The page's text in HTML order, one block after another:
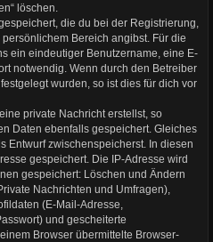
löschen.
die du bei der Registrierung,
Bereich angibst. Für die
ein eindeutiger Benutzername, eine E-
notwendig. Wenn durch den Betreiber
wurden, so ist dies für dich vor
private Nachricht erstellst, so
Daten ebenfalls gespeichert. Gleiches
Entwurf zwischenspeicherst. In diesen
gespeichert. Die IP-Adresse wird
gespeichert: Löschen und Ändern
Nachrichten und Umfragen),
(E-Mail-Adresse,
und gescheiterte
Browser übermittelte Browser-